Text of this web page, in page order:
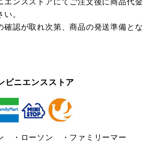
。
確認が取れ次第、商品の発送準備とな
ビニエンスストア
・ローソン ・ファミリーマー